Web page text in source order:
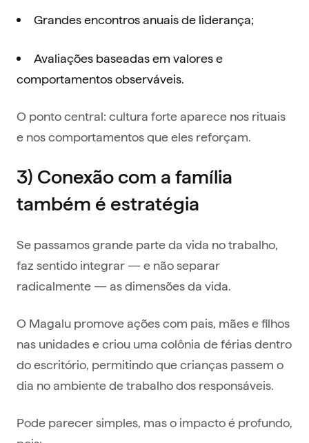
Grandes encontros anuais de liderança;
Avaliações baseadas em valores e
comportamentos observáveis.
O ponto central: cultura forte aparece nos rituais
e nos comportamentos que eles reforçam.
3) Conexão com a família
também é estratégia
Se passamos grande parte da vida no trabalho,
faz sentido integrar — e não separar
radicalmente — as dimensões da vida.
O Magalu promove ações com pais, mães e filhos
nas unidades e criou uma colônia de férias dentro
do escritório, permitindo que crianças passem o
dia no ambiente de trabalho dos responsáveis.
Pode parecer simples, mas o impacto é profundo,